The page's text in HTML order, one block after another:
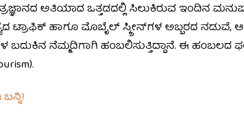
ಅತಿಯಾದ ಒತ್ತಡದಲ್ಲಿ ಸಿಲುಕಿರುವ ಇಂದಿನ
ಹಾಗೂ ಮೊಬೈಲ್ ಸ್ಕ್ರೀನ್‌ಗಳ ಅಬ್ಬರದ ನಡುವೆ,
ಬದುಕಿನ ನೆಮ್ಮದಿಗಾಗಿ ಹಂಬಲಿಸುತ್ತಿದ್ದಾನೆ. ಈ ಹಂಬಲದ